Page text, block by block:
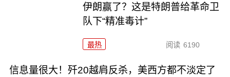
伊朗赢了？这是特朗普给革命卫
队下“精准毒计”
最热 阅读 6190
信息量很大！歼20越肩反杀，美西方都不淡定了